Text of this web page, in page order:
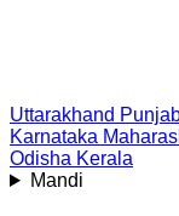
Uttarakhand
Karnataka
Odisha Kerala
Mandi